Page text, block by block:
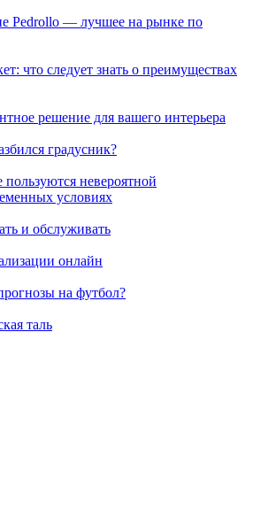
Pedrollo — лучшее на рынке по
что следует знать о преимуществах
решение для вашего интерьера
градусник?
невероятной
условиях
и обслуживать
онлайн
на футбол?
таль